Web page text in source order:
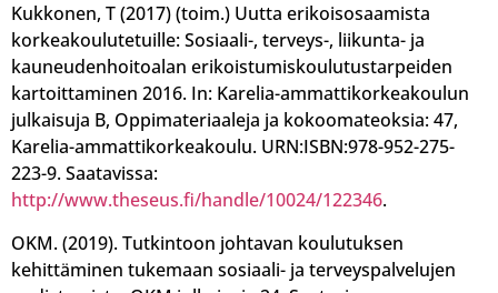
Kukkonen, T (2017) (toim.) Uutta erikoisosaamista
korkeakoulutetuille: Sosiaali-, terveys-, liikunta- ja
kauneudenhoitoalan erikoistumiskoulutustarpeiden
kartoittaminen 2016. In: Karelia-ammattikorkeakoulun
julkaisuja B, Oppimateriaaleja ja kokoomateoksia: 47,
Karelia-ammattikorkeakoulu. URN:ISBN:978-952-275-
223-9. Saatavissa:
http://www.theseus.fi/handle/10024/122346.
OKM. (2019). Tutkintoon johtavan koulutuksen
kehittäminen tukemaan sosiaali- ja terveyspalvelujen